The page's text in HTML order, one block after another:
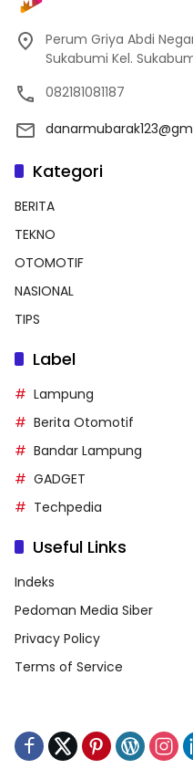
Perum Griya Abdi
Sukabumi Kel.
082181081187
Kategori
BERITA
TEKNO
OTOMOTIF
NASIONAL
TIPS
Label
Lampung
Berita Otomotif
Bandar Lampung
GADGET
Techpedia
Useful Links
Indeks
Pedoman Media Siber
Privacy Policy
Terms of Service